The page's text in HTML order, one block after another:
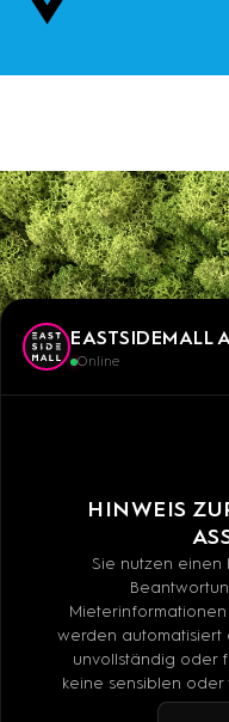
EASTSIDEMALL
Online
HINWEIS
Sie nutzen einen
Mieterinformationen
werden automatisiert
unvollständig oder
keine sensiblen oder
Ist dir unsere neue